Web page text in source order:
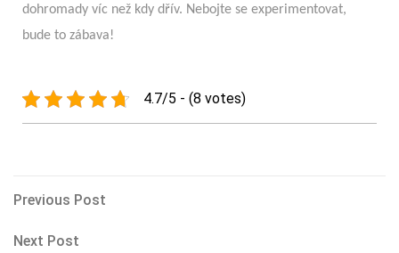
dohromady víc než kdy dřív. Nebojte se experimentovat,
bude to zábava!
4.7/5 - (8 votes)
Navigace
pro
Previous
Previous Post
Next
Next Post